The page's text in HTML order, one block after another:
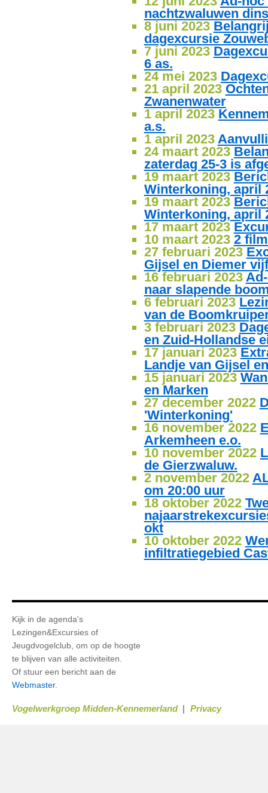
nachtzwaluwen
8 juni 2023
dagexcursie
7 juni 2023
6 as.
24 mei 2023
21 april 2023
Zwanenwater
1 april 2023
a.s.
1 april 2023
24 maart 2023
zaterdag 25-3 is
19 maart 2023
Winterkoning, april
19 maart 2023
Winterkoning, april
17 maart 2023
10 maart 2023 2
27 februari 2023
Gijsel en Diemer
16 februari 2023
naar slapende
6 februari 2023
van de
3 februari 2023
en Zuid-Hollandse
17 januari 2023
Landje van Gijsel
15 januari 2023
en Marken
27 december 2022
'Winterkoning'
16 november 2022
Arkemheen e.o.
10 november 2022
de Gierzwaluw.
2 november 2022
om 20:00 uur
18 oktober 2022
okt
10 oktober 2022
infiltratiegebied
Kijk in de agenda's
Lezingen&Excursies of
Jeugdvogelclub, om op de hoogte
te blijven van alle activiteiten.
Of stuur een bericht aan de
Webmaster.
Vogelwerkgroep Midden-Kennemerland Privacy